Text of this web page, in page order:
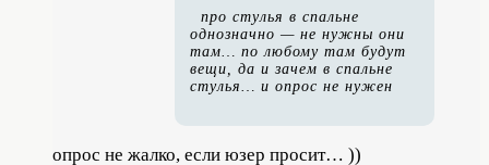
про стулья в спальне
однозначно — не нужны они
там… по любому там будут
вещи, да и зачем в спальне
стулья… и опрос не нужен
опрос не жалко, если юзер просит… ))